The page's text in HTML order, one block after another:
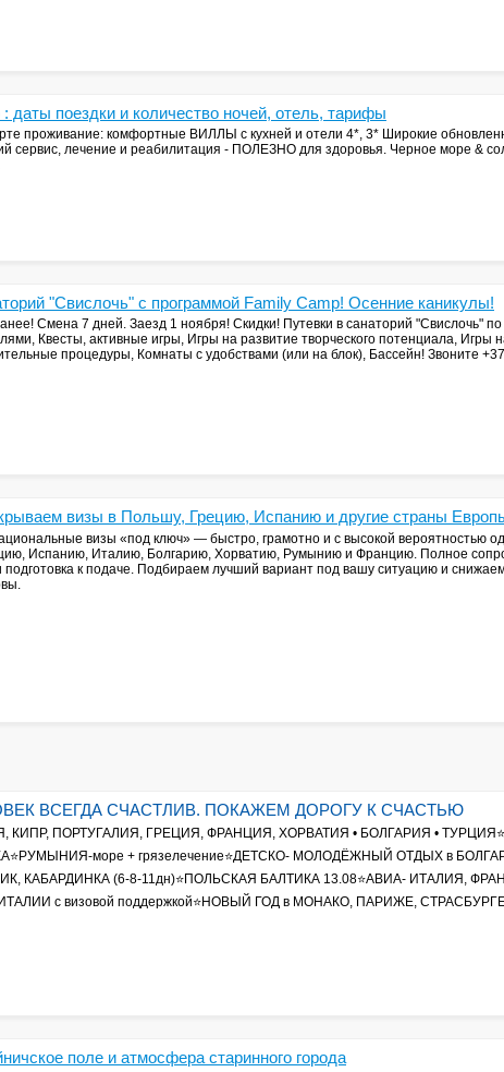
даты поездки и количество ночей, отель, тарифы
проживание: комфортные ВИЛЛЫ с кухней и отели 4*, 3* Широкие
сервис, лечение и реабилитация - ПОЛЕЗНО для здоровья. Черное море &
"Свислочь" с программой Family Camp! Осенние каникулы!
Смена 7 дней. Заезд 1 ноября! Скидки! Путевки в санаторий "Свислочь"
Квесты, активные игры, Игры на развитие творческого потенциала, Игры
процедуры, Комнаты с удобствами (или на блок), Бассейн! Звоните
визы в Польшу, Грецию, Испанию и другие страны
визы «под ключ» — быстро, грамотно и с высокой вероятностью
Испанию, Италию, Болгарию, Хорватию, Румынию и Францию. Полное
к подаче. Подбираем лучший вариант под вашу ситуацию и снижаем
ВСЕГДА СЧАСТЛИВ. ПОКАЖЕМ ДОРОГУ К СЧАСТЬЮ
ПОРТУГАЛИЯ, ГРЕЦИЯ, ФРАНЦИЯ, ХОРВАТИЯ • БОЛГАРИЯ •
море + грязелечение⭐ДЕТСКО- МОЛОДЁЖНЫЙ ОТДЫХ в
КАБАРДИНКА (6-8-11дн)⭐ПОЛЬСКАЯ БАЛТИКА 13.08⭐АВИА- ИТАЛИЯ,
с визовой поддержкой⭐НОВЫЙ ГОД в МОНАКО, ПАРИЖЕ, СТРАСБУРГЕ
поле и атмосфера старинного города